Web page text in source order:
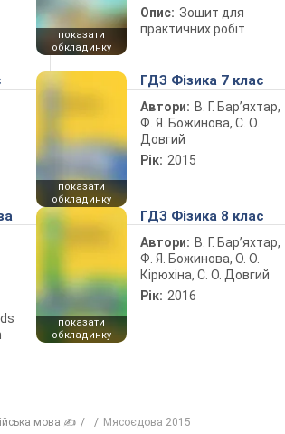
показати
обкладинку
Опис: Зошит для
практичних робіт
показати
обкладинку
ГДЗ Фізика 7 клас
Автори: В. Г. Бар’яхтар,
Ф. Я. Божинова, С. О.
Довгий
Рік: 2015
показати
обкладинку
ГДЗ Фізика 8 клас
Автори: В. Г. Бар’яхтар,
Ф. Я. Божинова, О. О.
Кірюхіна, С. О. Довгий
Рік: 2016
мова ✍ Мясоєдова 2015